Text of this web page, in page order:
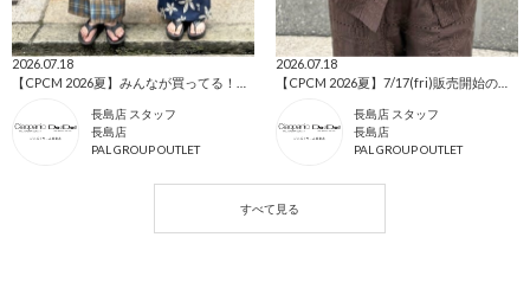
2026.07.18
長島店 スタッフ
長島店
PAL GROUP OUTLET
2026.07.18
【CPCM 2026夏】7/17(fri)販売開始の新作アイテムまとめ🌼
長島店 スタッフ
長島店
PAL GROUP OUTLET